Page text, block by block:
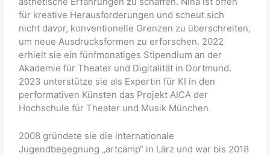
für kreative Herausforderungen und scheut sich
nicht davor, konventionelle Grenzen zu überschreiten,
um neue Ausdrucksformen zu erforschen. 2022
erhielt sie ein fünfmonatiges Stipendium an der
Akademie für Theater und Digitalität in Dortmund.
2023 unterstütze sie als Expertin für KI in den
performativen Künsten das Projekt AICA der
Hochschule für Theater und Musik München.
2008 gründete sie die internationale
Jugendbegegnung „artcamp“ in Lärz und war bis 2018